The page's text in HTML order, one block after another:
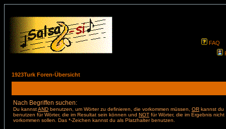
FAQ
1923Turk Foren-Übersicht
Nach Begriffen suchen:
Du kannstAND benutzen, um Wörter zu definieren, die vorkommen müssen, OR kannst du
benutzen für Wörter, die im Resultat sein können und NOT für Wörter, die im Ergebnis nicht
vorkommen sollen. Das *-Zeichen kannst du als Platzhalter benutzen.